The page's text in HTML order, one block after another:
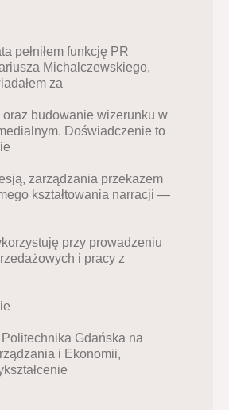
pełniłem funkcję PR
Michalczewskiego,
za
oraz budowanie wizerunku w
Doświadczenie to
zarządzania przekazem
kształtowania narracji —
przy prowadzeniu
i pracy z
Politechnika Gdańska na
i Ekonomii,